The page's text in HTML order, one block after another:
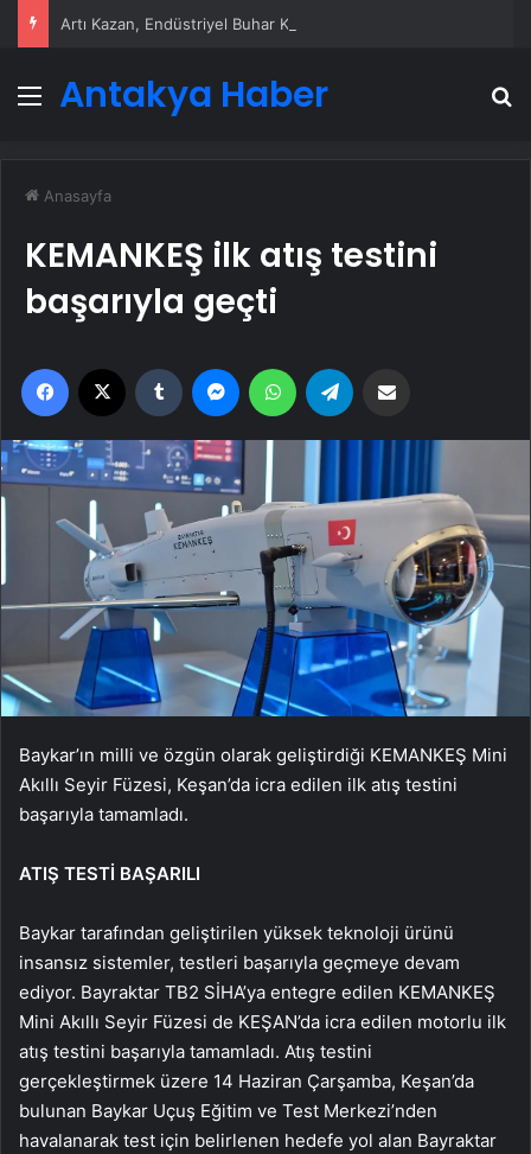
Menü
Antakya Haber
Anasayfa
KEMANKEŞ ilk atış testini
başarıyla geçti
Facebook Tumblr MessengerWhatsApp
Baykar’ın milli ve özgün olarak geliştirdiği KEMANKEŞ Mini
Akıllı Seyir Füzesi, Keşan’da icra edilen ilk atış testini
başarıyla tamamladı.
ATIŞ TESTİ BAŞARILI
Baykar tarafından geliştirilen yüksek teknoloji ürünü
insansız sistemler, testleri başarıyla geçmeye devam
ediyor. Bayraktar TB2 SİHA’ya entegre edilen KEMANKEŞ
Mini Akıllı Seyir Füzesi de KEŞAN’da icra edilen motorlu ilk
atış testini başarıyla tamamladı. Atış testini
gerçekleştirmek üzere 14 Haziran Çarşamba, Keşan’da
bulunan Baykar Uçuş Eğitim ve Test Merkezi’nden
havalanarak test için belirlenen hedefe yol alan Bayraktar